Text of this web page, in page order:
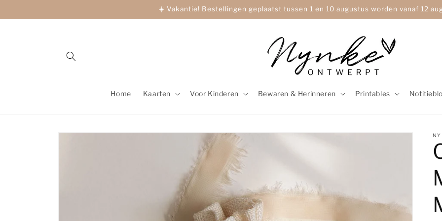
content
☀️ Vakantie! Bestellingen geplaatst tussen 1 en 10 augustus worden vanaf 12
Home Kaarten Voor Kinderen Bewaren & Herinneren Printables